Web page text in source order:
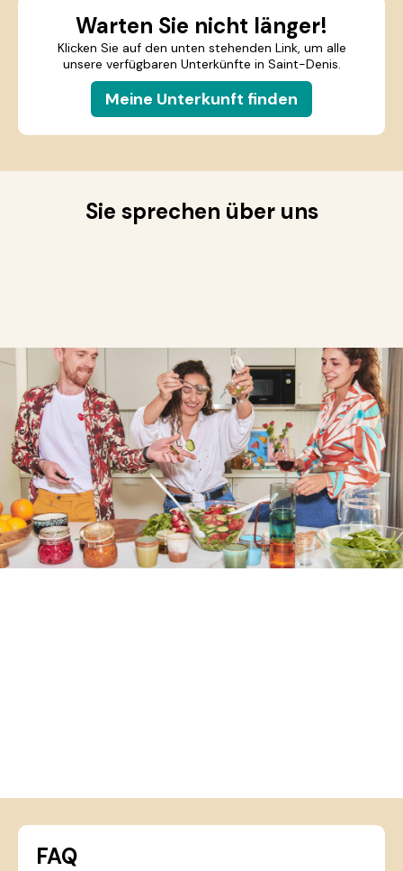
Warten Sie nicht länger!
Klicken Sie auf den unten stehenden Link, um alle
unsere verfügbaren Unterkünfte in Saint-Denis.
Meine Unterkunft finden
Sie sprechen über uns
FAQ